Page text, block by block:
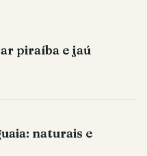
piraíba e jaú
naturais e